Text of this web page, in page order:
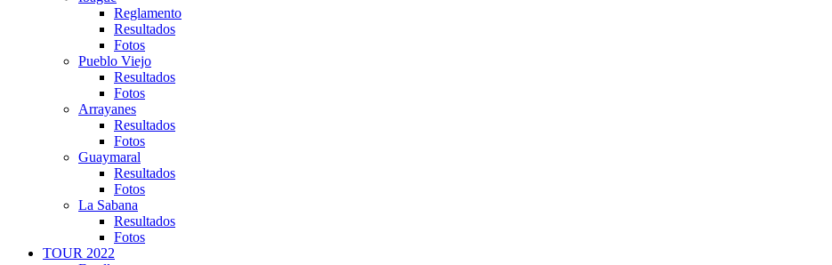
Reglamento
Resultados
Fotos
Pueblo Viejo
Resultados
Fotos
Arrayanes
Resultados
Fotos
Guaymaral
Resultados
Fotos
La Sabana
Resultados
Fotos
TOUR 2022